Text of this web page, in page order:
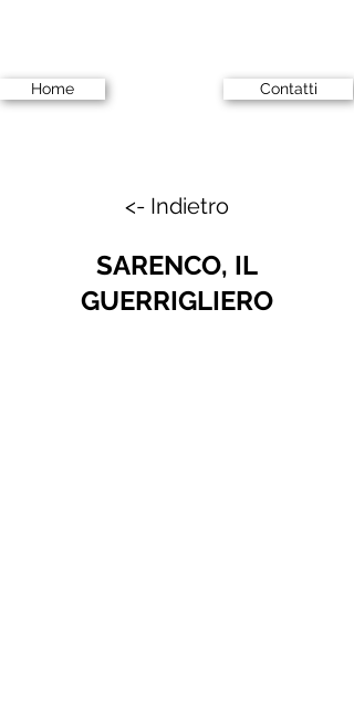
Home Contatti
<- Indietro
SARENCO, IL
GUERRIGLIERO